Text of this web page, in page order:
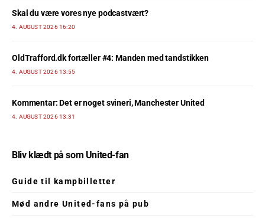
Skal du være vores nye podcastvært?
4. AUGUST 2026 16:20
OldTrafford.dk fortæller #4: Manden med tandstikken
4. AUGUST 2026 13:55
Kommentar: Det er noget svineri, Manchester United
4. AUGUST 2026 13:31
Bliv klædt på som United-fan
Guide til kampbilletter
Mød andre United-fans på pub